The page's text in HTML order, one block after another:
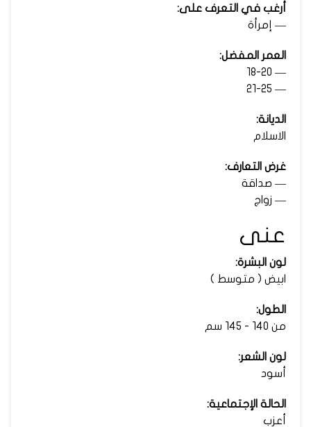
أرغب في التعرف على:
— إمرأة
العمر المفضل:
— 18-20
— 21-25
الديانة:
الاسلام
غرض التعارف:
— صداقة
— زواج
عنى
لون البشرة:
ابيض ( متوسط )
الطول:
من 140 - 145 سم
لون الشعر:
أسود
الحالة الإجتماعية:
أعزب